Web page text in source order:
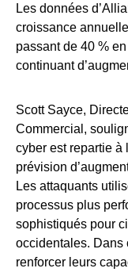
Les données
croissance
passant de 40 %
continuant
Scott Sayce,
Commercial,
cyber est repartie à
prévision
Les attaquants
processus plus
sophistiqués pour
occidentales. Dans
renforcer leurs